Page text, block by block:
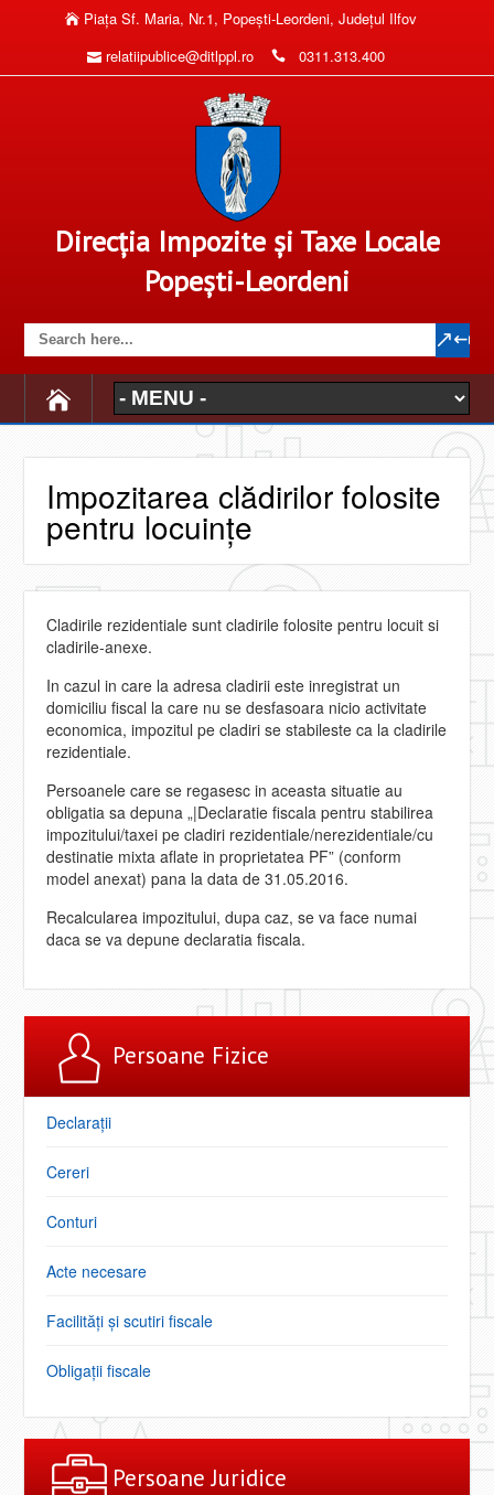
Piaţa Sf. Maria, Nr.1, Popeşti-Leordeni, Judeţul Ilfov
relatiipublice@ditlppl.ro
0311.313.400
Direcția Impozite și Taxe Locale
Popești-Leordeni
Impozitarea clădirilor folosite
pentru locuințe
Cladirile rezidentiale sunt cladirile folosite pentru locuit si
cladirile-anexe.
In cazul in care la adresa cladirii este inregistrat un
domiciliu fiscal la care nu se desfasoara nicio activitate
economica, impozitul pe cladiri se stabileste ca la cladirile
rezidentiale.
Persoanele care se regasesc in aceasta situatie au
obligatia sa depuna „|Declaratie fiscala pentru stabilirea
impozitului/taxei pe cladiri rezidentiale/nerezidentiale/cu
destinatie mixta aflate in proprietatea PF” (conform
model anexat) pana la data de 31.05.2016.
Recalcularea impozitului, dupa caz, se va face numai
daca se va depune declaratia fiscala.
Persoane Fizice
Declarații
Cereri
Conturi
Acte necesare
Facilități şi scutiri fiscale
Obligaţii fiscale
Persoane Juridice